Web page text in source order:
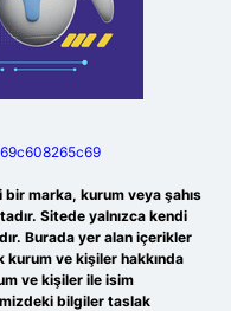
marka, kurum veya şahıs
Sitede yalnızca kendi
Burada yer alan içerikler
ve kişiler hakkında
ve kişiler ile isim
bilgiler taslak